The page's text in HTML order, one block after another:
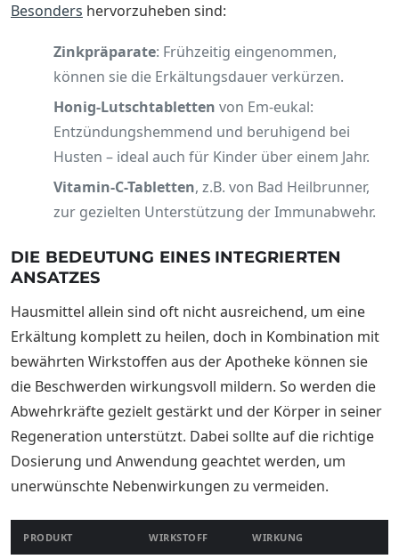
Besonders hervorzuheben sind:
Zinkpräparate: Frühzeitig eingenommen,
können sie die Erkältungsdauer verkürzen.
Honig-Lutschtabletten von Em-eukal:
Entzündungshemmend und beruhigend bei
Husten – ideal auch für Kinder über einem Jahr.
Vitamin-C-Tabletten, z.B. von Bad Heilbrunner,
zur gezielten Unterstützung der Immunabwehr.
DIE BEDEUTUNG EINES INTEGRIERTEN
ANSATZES
Hausmittel allein sind oft nicht ausreichend, um eine
Erkältung komplett zu heilen, doch in Kombination mit
bewährten Wirkstoffen aus der Apotheke können sie
die Beschwerden wirkungsvoll mildern. So werden die
Abwehrkräfte gezielt gestärkt und der Körper in seiner
Regeneration unterstützt. Dabei sollte auf die richtige
Dosierung und Anwendung geachtet werden, um
unerwünschte Nebenwirkungen zu vermeiden.
PRODUKT WIRKSTOFF WIRKUNG